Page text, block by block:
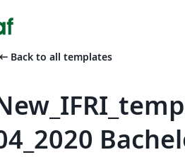
arrow_left_alt Back to all templates